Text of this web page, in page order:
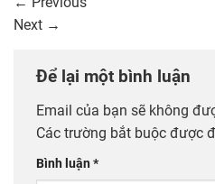
Next →
Để lại một bình luận
Email của bạn sẽ không
Các trường bắt buộc được
Bình luận*